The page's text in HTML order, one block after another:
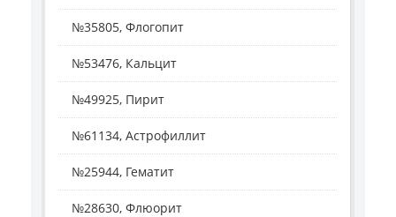
№35805, Флогопит
№53476, Кальцит
№49925, Пирит
№61134, Астрофиллит
№25944, Гематит
№28630, Флюорит